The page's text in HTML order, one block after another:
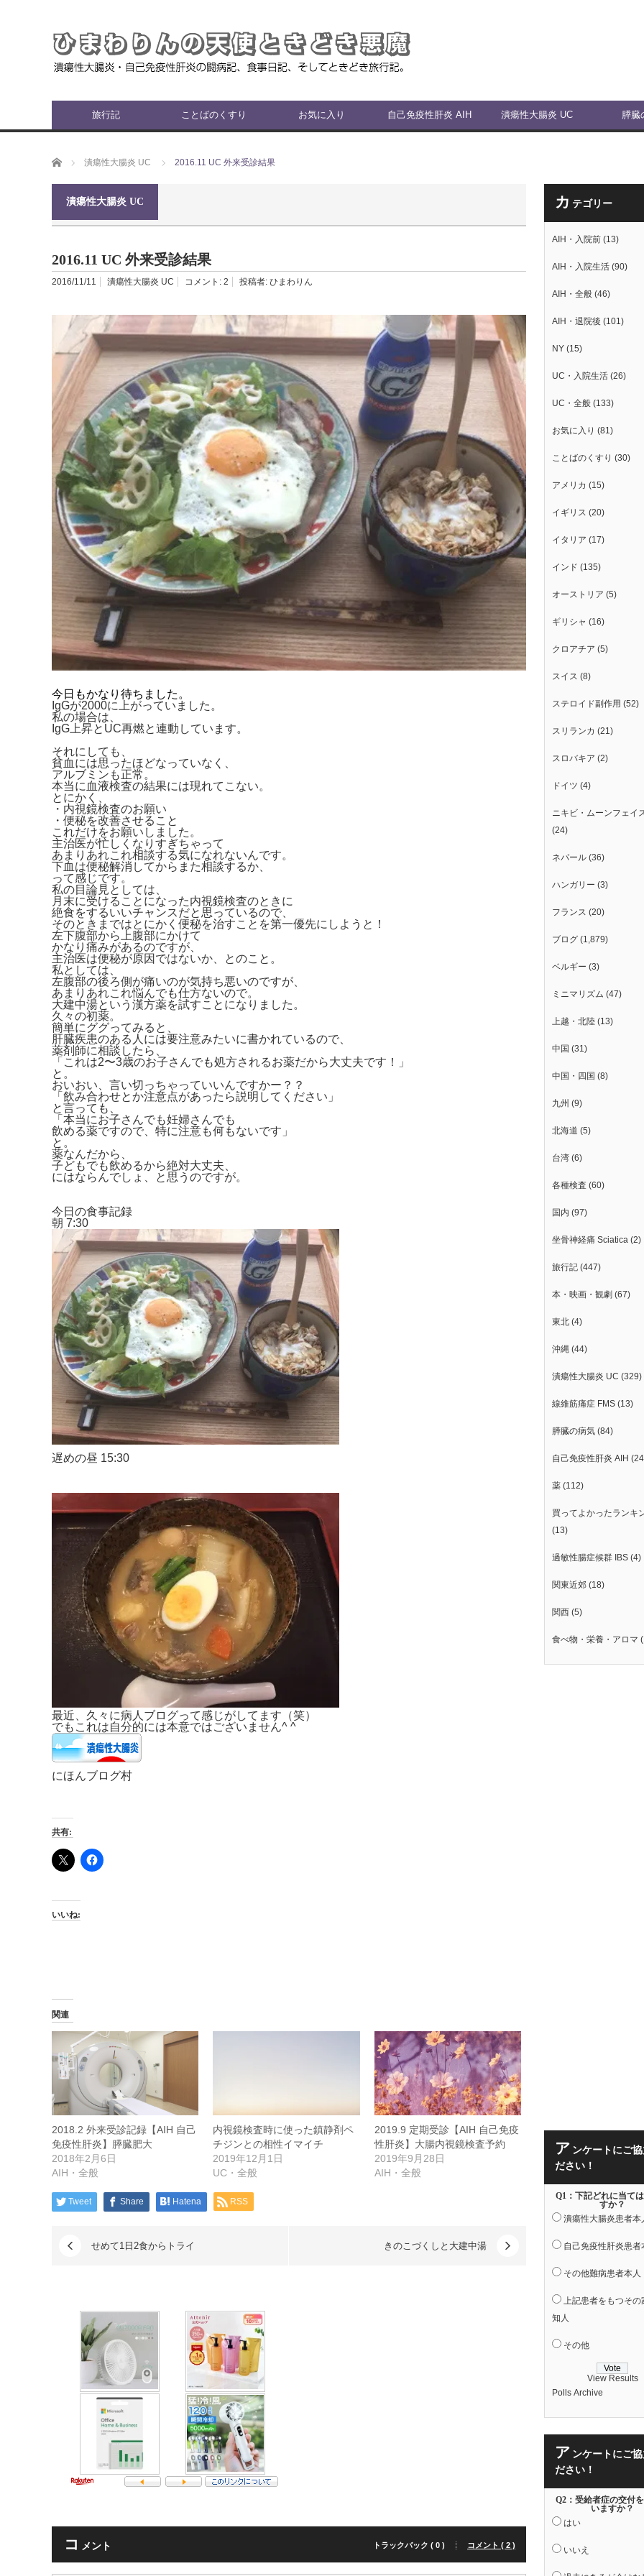
旅行記 ことばのくすり お気に入り 自己免疫性肝炎 AIH 潰瘍性大腸炎 UC 膵臓
ホーム 潰瘍性大腸炎 UC 2016.11 UC 外来受診結果
潰瘍性大腸炎 UC
2016.11 UC 外来受診結果
2016/11/11 潰瘍性大腸炎 UC コメント: 2 投稿者: ひまわりん
今日もかなり待ちました。
IgGが2000に上がっていました。
私の場合は、
IgG上昇とUC再燃と連動しています。
それにしても、
貧血には思ったほどなっていなく、
アルブミンも正常。
本当に血液検査の結果には現れてこない。
とにかく、
・内視鏡検査のお願い
・便秘を改善させること
これだけをお願いしました。
主治医が忙しくなりすぎちゃって
あまりあれこれ相談する気になれないんです。
下血は便秘解消してからまた相談するか、
って感じです。
私の目論見としては、
月末に受けることになった内視鏡検査のときに
絶食をするいいチャンスだと思っているので、
そのときまではとにかく便秘を治すことを第一優先にしようと！
左下腹部から上腹部にかけて
かなり痛みがあるのですが、
主治医は便秘が原因ではないか、とのこと。
私としては、
左腹部の後ろ側が痛いのが気持ち悪いのですが、
あまりあれこれ悩んでも仕方ないので。
大建中湯という漢方薬を試すことになりました。
久々の初薬。
簡単にググってみると、
肝臓疾患のある人には要注意みたいに書かれているので、
薬剤師に相談したら、
「これは2〜3歳のお子さんでも処方されるお薬だから大丈夫です！」
と。
おいおい、言い切っちゃっていいんですかー？？
「飲み合わせとか注意点があったら説明してください」
と言っても、
「本当にお子さんでも妊婦さんでも
飲める薬ですので、特に注意も何もないです」
と。
薬なんだから、
子どもでも飲めるから絶対大丈夫、
にはならんでしょ、と思うのですが。
今日の食事記録
朝 7:30
遅めの昼 15:30
最近、久々に病人ブログって感じがしてます（笑）
でもこれは自分的には本意ではございません^ ^
にほんブログ村
共有:
いいね:
関連
2018.2 外来受診記録【AIH 自己
免疫性肝炎】膵臓肥大
2018年2月6日
AIH・全般
内視鏡検査時に使った鎮静剤ペ
チジンとの相性イマイチ
2019年12月1日
UC・全般
2019.9 定期受診【AIH 自己免疫
性肝炎】大腸内視鏡検査予約
2019年9月28日
AIH・全般
Tweet Share Hatena RSS
せめて1日2食からトライ きのこづくしと大建中湯
コ メント トラックバック ( 0 ) コメント ( 2 )
カ テゴリー
AIH・入院前 (13)
AIH・入院生活 (90)
AIH・全般 (46)
AIH・退院後 (101)
NY (15)
UC・入院生活 (26)
UC・全般 (133)
お気に入り (81)
ことばのくすり (30)
アメリカ (15)
イギリス (20)
イタリア (17)
インド (135)
オーストリア (5)
ギリシャ (16)
クロアチア (5)
スイス (8)
ステロイド副作用 (52)
スリランカ (21)
スロバキア (2)
ドイツ (4)
ニキビ・ムーンフェイ
(24)
ネパール (36)
ハンガリー (3)
フランス (20)
ブログ (1,879)
ベルギー (3)
ミニマリズム (47)
上越・北陸 (13)
中国 (31)
中国・四国 (8)
九州 (9)
北海道 (5)
台湾 (6)
各種検査 (60)
国内 (97)
坐骨神経痛 Sciatica (2)
旅行記 (447)
本・映画・観劇 (67)
東北 (4)
沖縄 (44)
潰瘍性大腸炎 UC (329)
線維筋痛症 FMS (13)
膵臓の病気 (84)
自己免疫性肝炎 AIH
薬 (112)
買ってよかったランキ
(13)
過敏性腸症候群 IBS (4)
関東近郊 (18)
関西 (5)
食べ物・栄養・アロマ
ア ンケートにご
ださい！
Q1：下記どれに当て
すか？
潰瘍性大腸炎患者本
自己免疫性肝炎患者
その他難病患者本人
上記患者をもつその
知人
その他
View Results
Polls Archive
ア ンケートにご
ださい！
Q2：受給者症の交付
いますか？
はい
いいえ